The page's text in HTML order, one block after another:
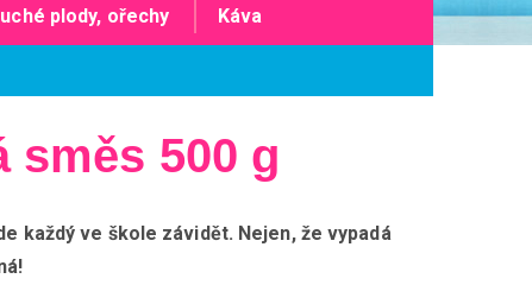
plody, ořechy Káva
směs 500 g
každý ve škole závidět. Nejen, že vypadá